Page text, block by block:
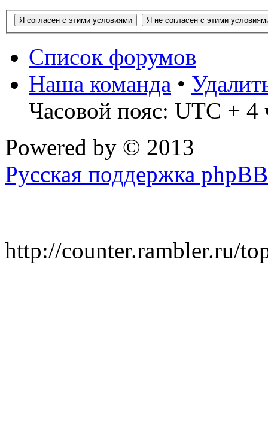
Список форумов
Наша команда •
Часовой пояс: UTC + 4
Powered by © 2013
Русская поддержка phpBB
http://counter.rambler.ru/